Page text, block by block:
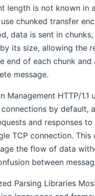
length is not known in
chunked transfer
data is sent in chunks,
its size, allowing the
end of each chunk and
message.
Management HTTP/1.1
by default,
and responses to
TCP connection. This
the flow of data
between
Parsing Libraries